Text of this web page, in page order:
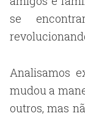
se
Analisamos
mudou a
outros, mas